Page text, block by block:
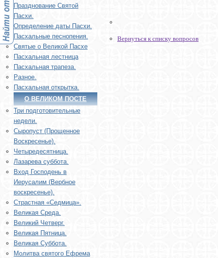
Празднование Святой
Пасхи.
Определение даты Пасхи.
Пасхальные песнопения.
Святые о Великой Пасхе
Пасхальная лестница
Пасхальная трапеза.
Разное.
Пасхальная открытка.
О ВЕЛИКОМ ПОСТЕ
Три подготовительные
недели.
Сыропуст (Прощенное
Воскресенье).
Четыредесятница.
Лазарева суббота.
Вход Господень в
Иерусалим (Вербное
воскресенье).
Страстная «Седмица».
Великая Среда.
Великий Четверг.
Великая Пятница.
Великая Суббота.
Молитва святого Ефрема
Вернуться к списку вопросов